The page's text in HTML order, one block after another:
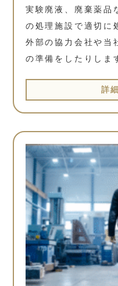
実験廃液、廃棄薬品
の処理施設で適切に
外部の協力会社や当
の準備をしたりしま
詳